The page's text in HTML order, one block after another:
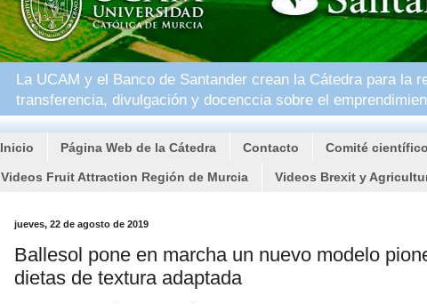
La UCAM y el Banco de Santander crean la Cátedra para la
transferencia, divulgación y docenccia sobre el
Inicio Página Web de la Cátedra Contacto Comité científico
Videos Fruit Attraction Región de Murcia Videos Brexit y
jueves, 22 de agosto de 2019
Ballesol pone en marcha un nuevo modelo
dietas de textura adaptada